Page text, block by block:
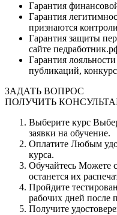
Гарантия
Гарантия
признаются
Гарантия защиты
сайте
Гарантия лояльности
публикаций,
ЗАДАТЬ ВОПРОС
ПОЛУЧИТЬ
Выберите курс
заявки на обучение.
Оплатите Любым
курса.
Обучайтесь Можете
останется их
Пройдите
рабочих дней после
Получите